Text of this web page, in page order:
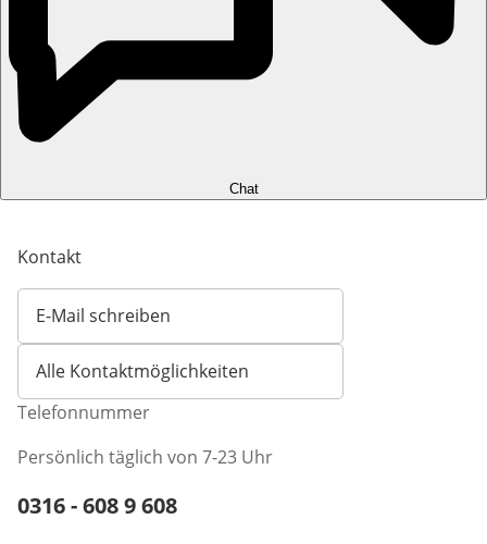
Chat
Kontakt
E-Mail schreiben
Öffnet E-Mail-Client
Alle Kontaktmöglichkeiten
Telefonnummer
Persönlich täglich von 7-23 Uhr
Telefonnummer:
0316 - 608 9 608